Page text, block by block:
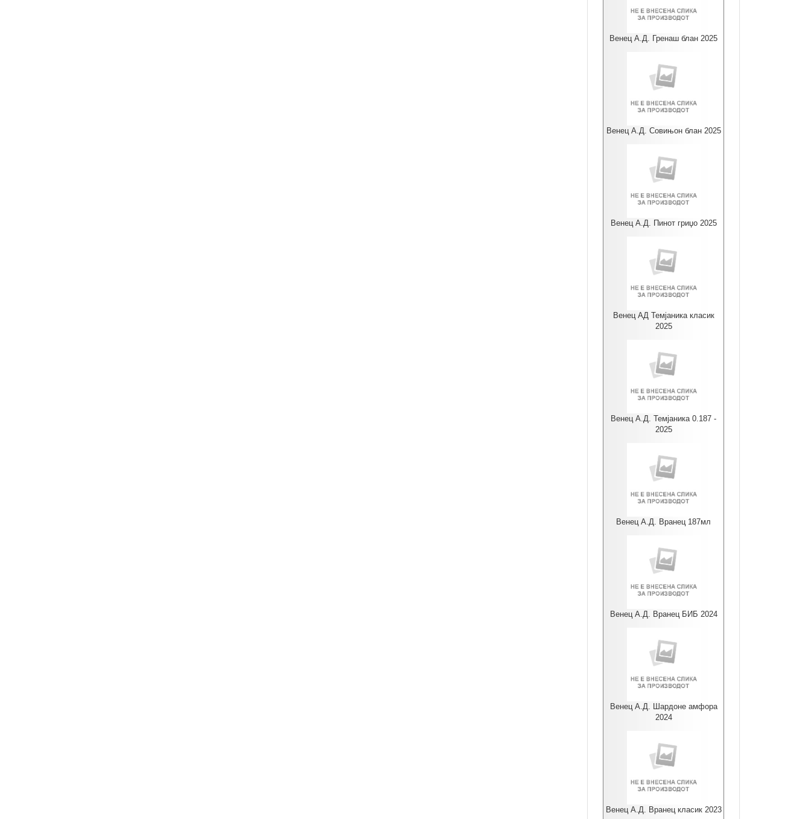
Венец А.Д. Гренаш блан 2025
Венец А.Д. Совињон блан 2025
Венец А.Д. Пинот гриџо 2025
Венец АД Темјаника класик
2025
Венец А.Д. Темјаника 0.187 -
2025
Венец А.Д. Вранец 187мл
Венец А.Д. Вранец БИБ 2024
Венец А.Д. Шардоне амфора
2024
Венец А.Д. Вранец класик 2023